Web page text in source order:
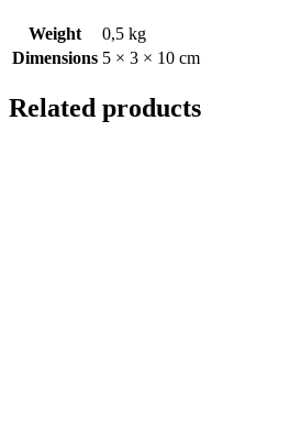
Weight
0,5 kg
Dimensions 5 × 3 × 10 cm
Related products